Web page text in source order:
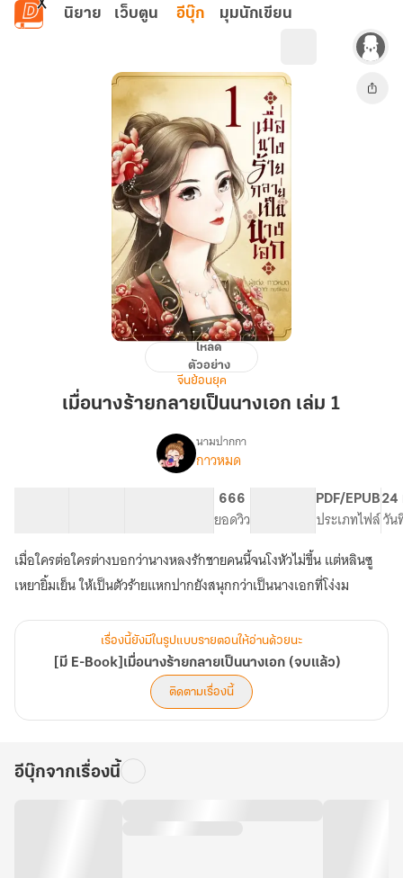
ข้ามไปยังเนื้อหาหลัก
นิยาย เว็บตูน อีบุ๊ก มุมนักเขียน
ร้ายก
นางเอก
โหลด
ตัวอย่าง
จีนย้อนยุค
เมื่อนางร้ายกลายเป็นนางเอก เล่ม 1
เรื่อง[มี
Book]เมื่อ
นาง
ร้ายก
ลาย
เป็น
นางเอก
แล้ว)
นามปากกา
กาวหมด
666
ยอดวิว
PDF/EPUB
ประเภทไฟล์
24
วัน
เมื่อใครต่อใครต่างบอกว่านางหลงรักชายคนนี้จนโงหัวไม่ขึ้น แต่หลินซู
เหยายิ้มเย็น ให้เป็นตัวร้ายแหกปากยังสนุกกว่าเป็นนางเอกที่โง่งม
เรื่องนี้ยังมีในรูปแบบรายตอนให้อ่านด้วยนะ
[มี E-Book]เมื่อนางร้ายกลายเป็นนางเอก (จบแล้ว)
ติดตามเรื่องนี้
อีบุ๊กจากเรื่องนี้